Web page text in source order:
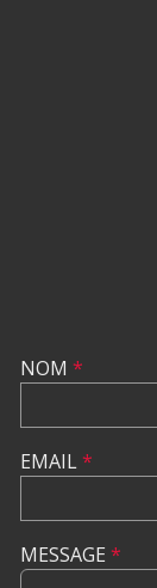
NOM *
EMAIL*
MESSAGE *